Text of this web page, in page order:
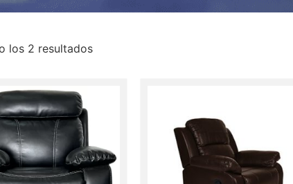
los 2 resultados